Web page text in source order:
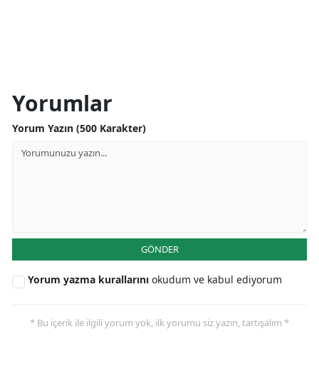
Yorumlar
Yorum Yazın (500 Karakter)
GÖNDER
Yorum yazma kurallarını okudum ve kabul ediyorum
* Bu içerik ile ilgili yorum yok, ilk yorumu siz yazın, tartışalım *